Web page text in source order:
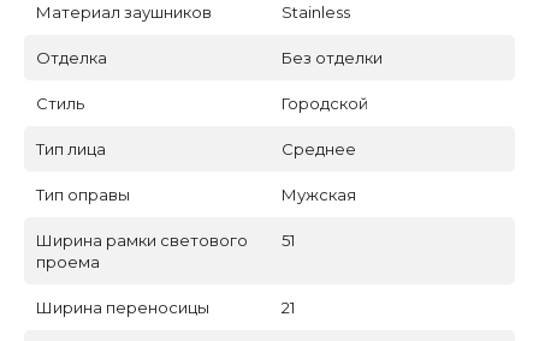
Материал заушников Stainless
Отделка Без отделки
Стиль Городской
Тип лица Среднее
Тип оправы Мужская
Ширина рамки светового
проема
51
Ширина переносицы 21